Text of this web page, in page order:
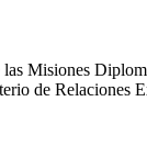
Misiones
de Relaciones